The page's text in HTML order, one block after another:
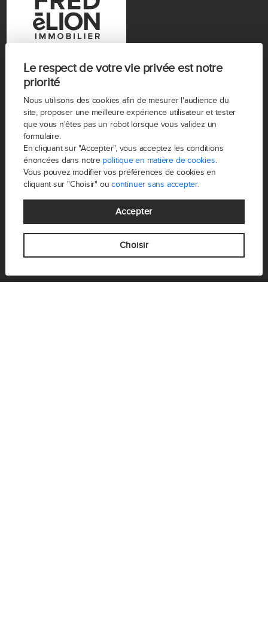
Le respect de votre vie privée est notre
priorité
Nous utilisons des cookies afin de mesurer l'audience du
site, proposer une meilleure expérience utilisateur et tester
que vous n'êtes pas un robot lorsque vous validez un
formulaire.
En cliquant sur "Accepter", vous acceptez les conditions
énoncées dans notre politique en matière de cookies.
Vous pouvez modifier vos préférences de cookies en
cliquant sur "Choisir" oucontinuer sans accepter.
Accepter
Choisir
FREDÉLION est un groupe d’agences immobilières
parisien. Partez à la rencontre d’agents épicuriens,
conviviaux, modernes et déterminés à donner vie à vos
projets.